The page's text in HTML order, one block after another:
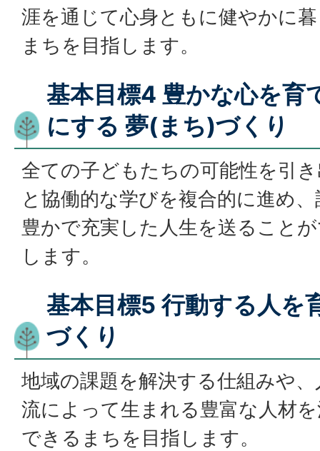
涯を通じて心身ともに健やかに
まちを目指します。
基本目標4 豊かな心を育
にする 夢(まち)づくり
全ての子どもたちの可能性を引
と協働的な学びを複合的に進め
豊かで充実した人生を送ること
します。
基本目標5 行動する人を
づくり
地域の課題を解決する仕組みや
流によって生まれる豊富な人材
できるまちを目指します。